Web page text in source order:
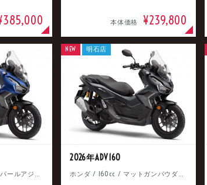
本体価格 ¥239,800
ホンダ / 160cc / マットパールアジャイルブルー
2026年ADV160
ホンダ / 160cc / マットガンパウダーブラックメタリック
NEW 明石店